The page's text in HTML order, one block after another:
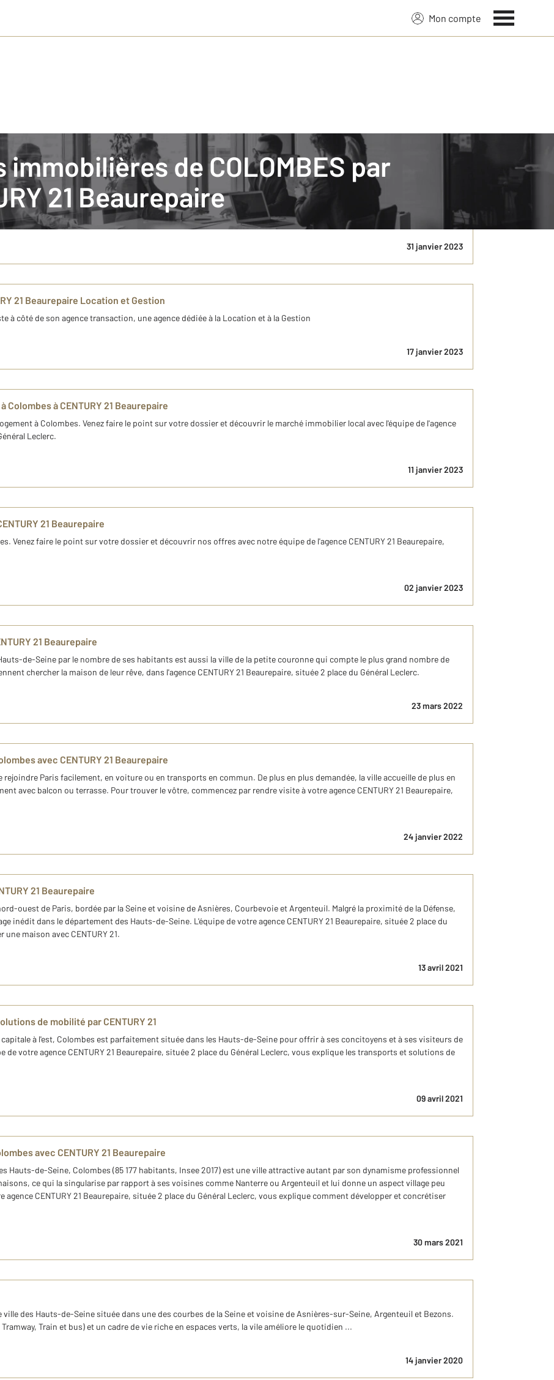
Mon compte
immobilières de COLOMBES par
21 Beaurepaire
21 Beaurepaire
Venez faire le point sur votre projet immobilier avec l'équipe de l'agence CENTURY 21 Beaurepaire, située au 2 Place du
31 janvier 2023
21 Beaurepaire Location et Gestion
à côté de son agence transaction, une agence dédiée à la Location et à la Gestion
17 janvier 2023
à CENTURY 21 Beaurepaire
à Colombes. Venez faire le point sur votre dossier et découvrir le marché immobilier local avec l'équipe de l'agence
Leclerc.
11 janvier 2023
21 Beaurepaire
Venez faire le point sur votre dossier et découvrir nos offres avec notre équipe de l'agence CENTURY 21 Beaurepaire,
02 janvier 2023
21 Beaurepaire
de-Seine par le nombre de ses habitants est aussi la ville de la petite couronne qui compte le plus grand nombre de
chercher la maison de leur rêve, dans l'agence CENTURY 21 Beaurepaire, située 2 place du Général Leclerc.
23 mars 2022
avec CENTURY 21 Beaurepaire
Paris facilement, en voiture ou en transports en commun. De plus en plus demandée, la ville accueille de plus en
avec balcon ou terrasse. Pour trouver le vôtre, commencez par rendre visite à votre agence CENTURY 21 Beaurepaire,
24 janvier 2022
21 Beaurepaire
ouest de Paris, bordée par la Seine et voisine de Asnières, Courbevoie et Argenteuil. Malgré la proximité de la Défense,
inédit dans le département des Hauts-de-Seine. L'équipe de votre agence CENTURY 21 Beaurepaire, située 2 place du
maison avec CENTURY 21.
13 avril 2021
de mobilité par CENTURY 21
à l'est, Colombes est parfaitement située dans les Hauts-de-Seine pour offrir à ses concitoyens et à ses visiteurs de
votre agence CENTURY 21 Beaurepaire, située 2 place du Général Leclerc, vous explique les transports et solutions de
09 avril 2021
avec CENTURY 21 Beaurepaire
Hauts-de-Seine, Colombes (85 177 habitants, Insee 2017) est une ville attractive autant par son dynamisme professionnel
ce qui la singularise par rapport à ses voisines comme Nanterre ou Argenteuil et lui donne un aspect village peu
CENTURY 21 Beaurepaire, située 2 place du Général Leclerc, vous explique comment développer et concrétiser
30 mars 2021
ville des Hauts-de-Seine située dans une des courbes de la Seine et voisine de Asnières-sur-Seine, Argenteuil et Bezons.
Train et bus) et un cadre de vie riche en espaces verts, la vile améliore le quotidien ...
14 janvier 2020